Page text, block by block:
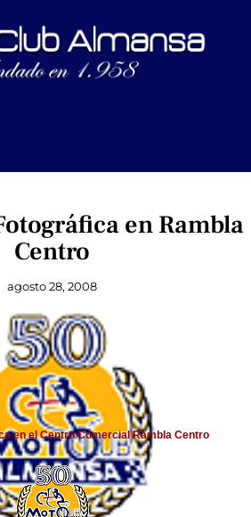
en Rambla
Centro
agosto 28, 2008
en el Centro Comercial Rambla Centro